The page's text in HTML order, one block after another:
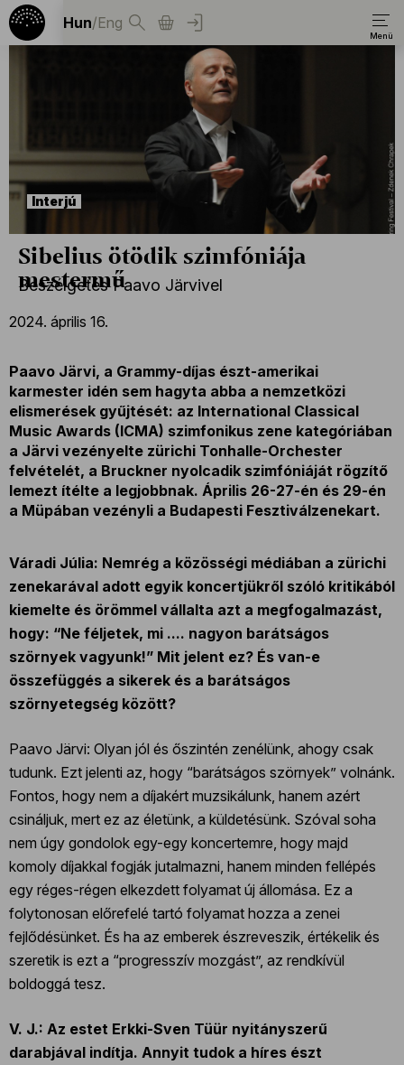
Hun/Eng
Interjú
Sibelius ötödik szimfóniája
mestermű
Beszélgetés Paavo Järvivel
2024. április 16.
Paavo Järvi, a Grammy-díjas észt-amerikai
karmester idén sem hagyta abba a nemzetközi
elismerések gyűjtését: az International Classical
Music Awards (ICMA) szimfonikus zene kategóriában
a Järvi vezényelte zürichi Tonhalle-Orchester
felvételét, a Bruckner nyolcadik szimfóniáját rögzítő
lemezt ítélte a legjobbnak. Április 26-27-én és 29-én
a Müpában vezényli a Budapesti Fesztiválzenekart.
Váradi Júlia: Nemrég a közösségi médiában a zürichi
zenekarával adott egyik koncertjükről szóló kritikából
kiemelte és örömmel vállalta azt a megfogalmazást,
hogy: “Ne féljetek, mi .... nagyon barátságos
szörnyek vagyunk!” Mit jelent ez? És van-e
összefüggés a sikerek és a barátságos
szörnyetegség között?
Paavo Järvi: Olyan jól és őszintén zenélünk, ahogy csak
tudunk. Ezt jelenti az, hogy “barátságos szörnyek” volnánk.
Fontos, hogy nem a díjakért muzsikálunk, hanem azért
csináljuk, mert ez az életünk, a küldetésünk. Szóval soha
nem úgy gondolok egy-egy koncertemre, hogy majd
komoly díjakkal fogják jutalmazni, hanem minden fellépés
egy réges-régen elkezdett folyamat új állomása. Ez a
folytonosan előrefelé tartó folyamat hozza a zenei
fejlődésünket. És ha az emberek észreveszik, értékelik és
szeretik is ezt a “progresszív mozgást”, az rendkívül
boldoggá tesz.
V. J.: Az estet Erkki-Sven Tüür nyitányszerű
darabjával indítja. Annyit tudok a híres észt